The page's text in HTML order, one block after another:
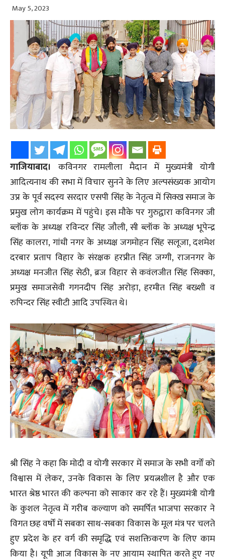
May 5, 2023
गाजियाबाद। कविनगर रामलीला मैदान में मुख्यमंत्री योगी
आदित्यनाथ की सभा में विचार सुनने के लिए अल्पसंख्यक आयोग
उप्र के पूर्व सदस्य सरदार एसपी सिंह के नेतृत्व में सिक्ख समाज के
प्रमुख लोग कार्यक्रम में पहुंचे। इस मौके पर गुरुद्वारा कविनगर जी
ब्लॉक के अध्यक्ष रविन्दर सिंह जौली, सी ब्लॉक के अध्यक्ष भूपेन्द्र
सिंह कालरा, गांधी नगर के अध्यक्ष जगमोहन सिंह सलूजा, दशमेश
दरबार प्रताप विहार के संरक्षक हरप्रीत सिंह जग्गी, राजनगर के
अध्यक्ष मनजीत सिंह सेठी, ब्रज विहार से कवंलजीत सिंह सिक्का,
प्रमुख समाजसेवी गगनदीप सिंह अरोड़ा, हरमीत सिंह बख्शी व
रुपिन्दर सिंह स्वीटी आदि उपस्थित थे।
श्री सिंह ने कहा कि मोदी व योगी सरकार में समाज के सभी वर्गों को
विश्वास में लेकर, उनके विकास के लिए प्रयत्नशील है और एक
भारत श्रेष्ठ भारत की कल्पना को साकार कर रहे हैं। मुख्यमंत्री योगी
के कुशल नेतृत्व में गरीब कल्याण को समर्पित भाजपा सरकार ने
विगत छह वर्षों में सबका साथ-सबका विकास के मूल मंत्र पर चलते
हुए प्रदेश के हर वर्ग की समृद्धि एवं सशक्तिकरण के लिए काम
किया है। यूपी आज विकास के नए आयाम स्थापित करते हुए नए